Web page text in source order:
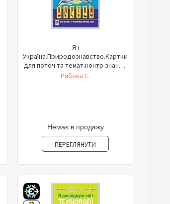
Я і
Україна.Природознавство.Картки
для поточ.та темат.контр.знань.3
кл...
Рябова С.
Немає в продажу
ПЕРЕГЛЯНУТИ